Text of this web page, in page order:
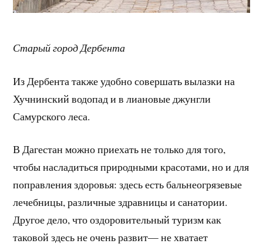
Старый город Дербента
Из Дербента также удобно совершать вылазки на
Хучнинский водопад и в лиановые джунгли
Самурского леса.
В Дагестан можно приехать не только для того,
чтобы насладиться природными красотами, но и для
поправления здоровья: здесь есть бальнеогрязевые
лечебницы, различные здравницы и санатории.
Другое дело, что оздоровительный туризм как
таковой здесь не очень развит— не хватает